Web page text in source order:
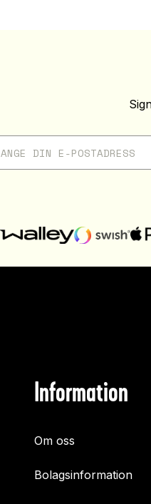
Information
Om oss
Bolagsinformation